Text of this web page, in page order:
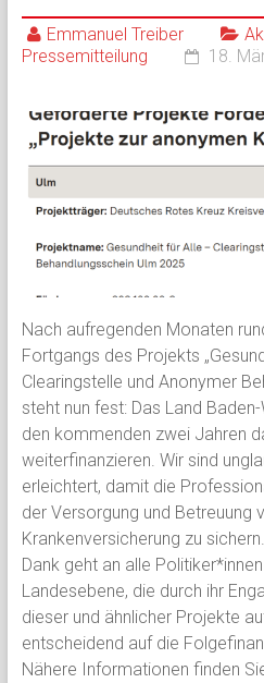
Emmanuel Treiber
Pressemitteilung
18.
Nach aufregenden Monaten
Fortgangs des Projekts
Clearingstelle und Anonymer
steht nun fest: Das Land
den kommenden zwei Jahren
weiterfinanzieren. Wir sind
erleichtert, damit die
der Versorgung und Betreuung
Krankenversicherung zu
Dank geht an alle
Landesebene, die durch ihr
dieser und ähnlicher Projekte
entscheidend auf die
Nähere Informationen finden